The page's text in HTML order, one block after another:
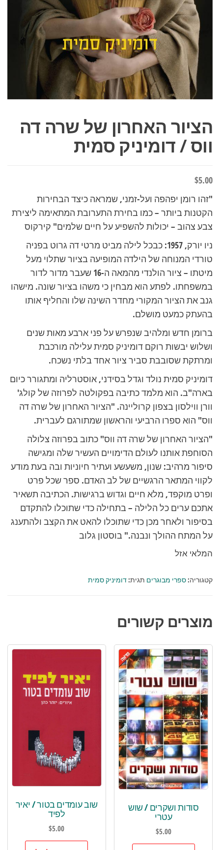
הציור האחרון של שרה דה
ווס / דומיניק סמית
$5.00
"זהו רומן יפהפה ועל-זמני, שמראה כיצד הבחירות
הקטנות ביותר – כמו בחירת התערובת המתאימה ליצירת
צבע צהוב – יכולות להשפיע על חיים שלמים" קירקוס
ניו יורק, 1957: כבכל לילה מביט מרטי דה גרוט בפניה
טורדי המנוחה של הילדה המופיעה בציור שתלוי מעל
מיטתו – ציור הולנדי מהמאה ה-16 שעבר מדור לדור
במשפחתו. לפתע הוא מבחין כי משהו בציור שונה. מישהו
גנב את הציור המקורי מחדר השינה שלו והחליף אותו
בהעתק כמעט מושלם.
ברומן חדש ומלהיב שנפרש על פני ארבע מאות שנים
ושלוש יבשות רוקם דומיניק סמית עלילה מורכבת
ומרתקת שסובבת סביר ציור אחד בלתי נשכח.
דומיניק סמית נולד וגדל בסידני, אוסטרליה ומתגורר כיום
בארה"ב. הוא מלמד כתיבה בפקולטה לפרוזה של קולג'
וורן ווילסון בצפון קרוליינה. "הציור האחרון של שרה דה
ווס" הוא ספרו הרביעי והראשון שמתורגם לעברית.
"הציור האחרון של שרה דה ווס" כתוב בפרוזה צלולה
הסוחפת אותנו לעולם הדימויים העשיר שלה ומגישה
סיפור מרהיב: שנון, משעשע ועתיר חיוניות ובה בעת מודע
לקווי המתאר הרגשיים של לב האדם. ספר שכל פרט
ופרט מוקפד, מלא חיים וגדוש ברגישות. הכתיבה תשאיר
אתכם ערים כל הלילה – בתחילה כדי שתוכלו להתקדם
בסיפור ולאחר מכן כדי שתוכלו להאט את הקצב ולהתענג
על המתח ההולך ונבנה." בוסטון גלוב
המלאי אזל
קטגוריה:ספרי מבוגרים תגית:דומיניק סמית
מוצרים קשורים
סודות ושקרים / שוש
עטרי
$5.00
שוב עומדים בטור / יאיר
לפיד
$5.00